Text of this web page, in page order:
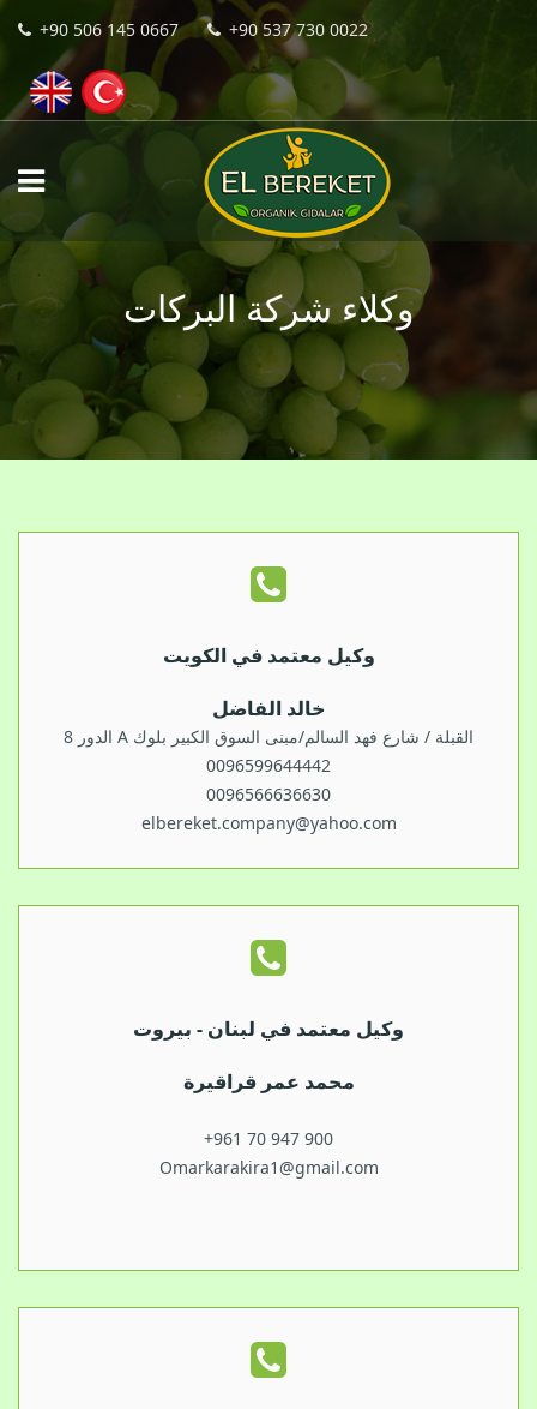
+90 506 145 0667 +90 537 730 0022
وكلاء شركة البركات
وكيل معتمد في الكويت
خالد الفاضل
القبلة / شارع فهد السالم/مبنى السوق الكبير بلوك A الدور 8
0096599644442
0096566636630
elbereket.company@yahoo.com
وكيل معتمد في لبنان - بيروت
محمد عمر قراقيرة
+961 70 947 900
Omarkarakira1@gmail.com